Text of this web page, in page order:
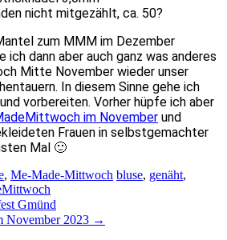
nicht mitgezählt, ca. 50?
zum MMM im Dezember
dann aber auch ganz was anderes
Mitte November wieder unser
In diesem Sinne gehe ich
vorbereiten. Vorher hüpfe ich aber
im November und
Frauen in selbstgemachter
Mal 🙂
, Me-Made-Mittwoch bluse, genäht,
Gmünd
November 2023 →